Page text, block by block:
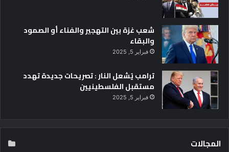
شعب غزة بين التهجير والفناء أو الصمود
والبقاء
فبراير 5, 2025
ترامب يُشعل النار : تصريحات جديدة تهدد
مستقبل الفلسطينيين
فبراير 5, 2025
المجالات